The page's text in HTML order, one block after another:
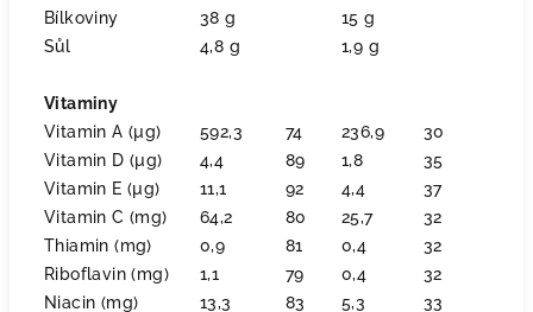
Bílkoviny
38 g
15 g
Sůl
4,8 g 1,9 g
Vitaminy
Vitamin A (µg)
592,3 74 236,9
30
Vitamin D (µg)
4,4 89 1,8
35
Vitamin E (µg)
11,1 92 4,4
37
Vitamin C (mg)
64,2 80 25,7
32
Thiamin (mg)
0,9 81 0,4
32
Riboflavin (mg)
1,1 79 0,4
32
Niacin (mg)
13,3 83 5,3
33